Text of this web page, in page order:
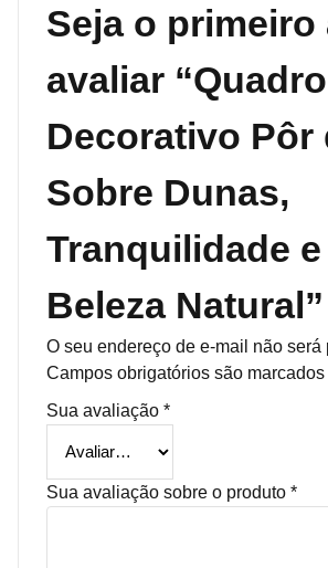
Seja o primeiro
avaliar “Quadro
Decorativo Pôr
Sobre Dunas,
Tranquilidade e
Beleza Natural”
O seu endereço de e-mail não será
Campos obrigatórios são marcados
Sua avaliação *
Sua avaliação sobre o produto *